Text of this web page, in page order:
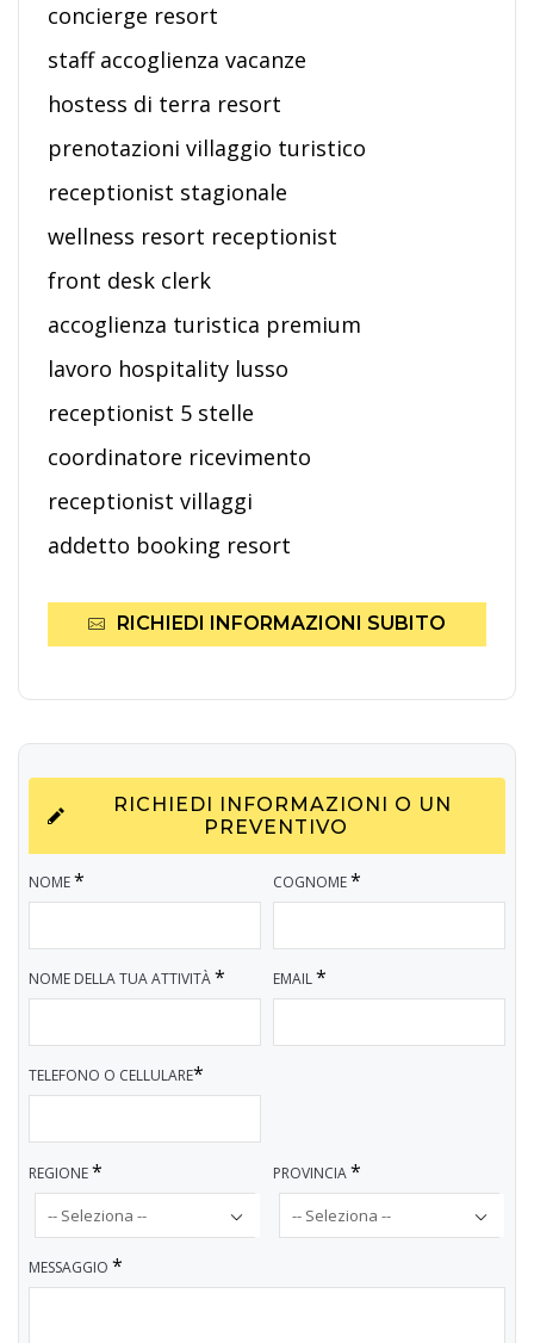
concierge resort
staff accoglienza vacanze
hostess di terra resort
prenotazioni villaggio turistico
receptionist stagionale
wellness resort receptionist
front desk clerk
accoglienza turistica premium
lavoro hospitality lusso
receptionist 5 stelle
coordinatore ricevimento
receptionist villaggi
addetto booking resort
RICHIEDI INFORMAZIONI SUBITO
RICHIEDI INFORMAZIONI O UN
PREVENTIVO
NOME* COGNOME*
NOME DELLA TUA ATTIVITÀ* EMAIL*
TELEFONO O CELLULARE*
REGIONE* PROVINCIA*
MESSAGGIO *